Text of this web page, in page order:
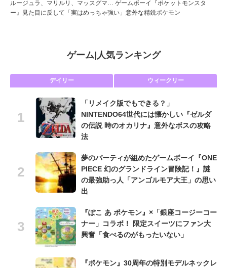
ルージュラ、マリルリ、マッスグマ… ゲームボーイ『ポケットモンスタ
ー』見た目に反して「実はめっちゃ強い」意外な精鋭ポケモン
ゲーム| 人気ランキング
デイリー ウィークリー
「リメイク版でもできる？」
NINTENDO64世代には懐かしい『ゼルダ
の伝説 時のオカリナ』意外なボスの攻略
法
夢のパーティが組めたゲームボーイ『ONE
PIECE 幻のグランドライン冒険記！』謎
の最強助っ人「アンゴルモア大王」の思い
出
『ぽこ あ ポケモン』×「銀座コージーコー
ナー」コラボ！ 限定スイーツにファン大
興奮「食べるのがもったいない」
『ポケモン』30周年の特別モデルネックレ